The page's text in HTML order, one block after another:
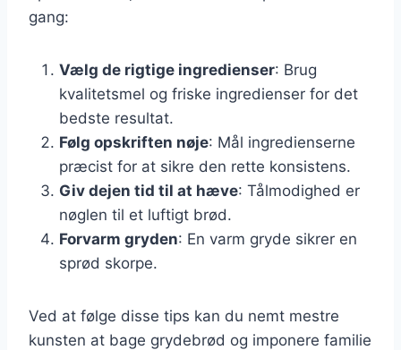
gang:
Vælg de rigtige ingredienser: Brug
kvalitetsmel og friske ingredienser for det
bedste resultat.
Følg opskriften nøje: Mål ingredienserne
præcist for at sikre den rette konsistens.
Giv dejen tid til at hæve: Tålmodighed er
nøglen til et luftigt brød.
Forvarm gryden: En varm gryde sikrer en
sprød skorpe.
Ved at følge disse tips kan du nemt mestre
kunsten at bage grydebrød og imponere familie